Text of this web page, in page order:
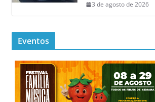
3 de agosto de 2026
Eventos